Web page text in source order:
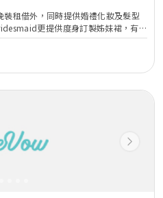
租借外，同時提供婚禮化妝及髮型
更提供度身訂製姊妹裙，有
字領、吊帶、荷葉邊、蕾絲等都應有
個顏色，就已經有十多個色度選
，更顯高貴得體，姊妹們都可以一樣
Next